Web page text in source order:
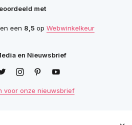
met
een 8,5op Webwinkelkeur
en Nieuwsbrief
voor onze nieuwsbrief